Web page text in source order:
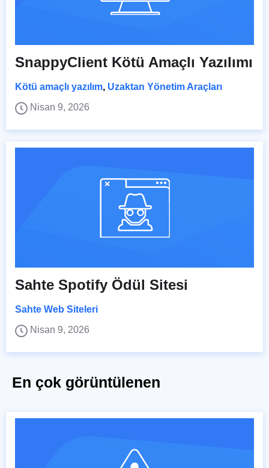
SnappyClient Kötü Amaçlı Yazılımı
Kötü amaçlı yazılım, Uzaktan Yönetim Araçları
Nisan 9, 2026
Sahte Spotify Ödül Sitesi
Sahte Web Siteleri
Nisan 9, 2026
En çok görüntülenen